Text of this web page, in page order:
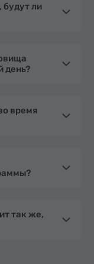
будут ли
день?
время
так же,